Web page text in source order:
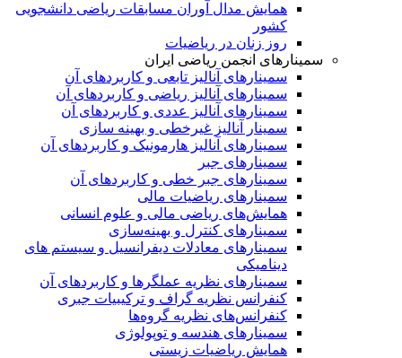
همایش مدال آوران مسابقات ریاضی دانشجویی
کشور
روز زنان در ریاضیات
سمینارهای انجمن ریاضی ایران
سمینارهای آنالیز تابعی و کاربردهای آن
سمینارهای آنالیز ریاضی و کاربردهای آن
سمینارهای آنالیز عددی و کاربردهای آن
سمینار آنالیز غیرخطی و بهینه سازی
سمینارهای آنالیز هارمونیک و کاربردهای آن
سمینار‌های جبر
سمینارهای جبر خطی و کاربردهای آن
سمینار‌های ریاضیات مالی
همایش‌های ریاضی مالی و علوم انسانی
سمینارهای کنترل و بهینه‌سازی
سمینارهای معادلات دیفرانسیل و سیستم های
دینامیکی
سمینار‌های نظریه عملگرها و کاربردهای آن
کنفرانس نظریه گراف و ترکیبیات جبری
کنفرانس‌های نظریه گروه‌ها
سمینار‌های هندسه و توپولوژی
همایش ریاضیات زیستی